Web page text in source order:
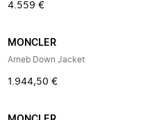
4.559 €
MONCLER
Arneb Down Jacket
1.944,50 €